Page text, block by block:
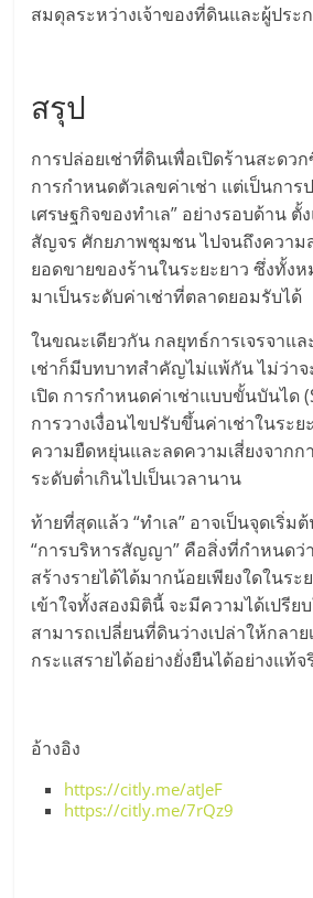
สมดุลระหว่างเจ้าของที่ดินและผู้ประ
สรุป
การปล่อยเช่าที่ดินเพื่อเปิดร้านสะดวก
การกำหนดตัวเลขค่าเช่า แต่เป็นการ
เศรษฐกิจของทำเล” อย่างรอบด้าน
สัญจร ศักยภาพชุมชน ไปจนถึงความ
ยอดขายของร้านในระยะยาว ซึ่งทั้ง
มาเป็นระดับค่าเช่าที่ตลาดยอมรับได้
ในขณะเดียวกัน กลยุทธ์การเจรจาแ
เช่าก็มีบทบาทสำคัญไม่แพ้กัน ไม่ว่าจ
เปิด การกำหนดค่าเช่าแบบขั้นบันได
การวางเงื่อนไขปรับขึ้นค่าเช่าในระย
ความยืดหยุ่นและลดความเสี่ยงจากก
ระดับต่ำเกินไปเป็นเวลานาน
ท้ายที่สุดแล้ว “ทำเล” อาจเป็นจุดเริ่
“การบริหารสัญญา” คือสิ่งที่กำหนดว่
สร้างรายได้ได้มากน้อยเพียงใดในระ
เข้าใจทั้งสองมิตินี้ จะมีความได้เปรีย
สามารถเปลี่ยนที่ดินว่างเปล่าให้กลา
กระแสรายได้อย่างยั่งยืนได้อย่างแท้จ
อ้างอิง
https://citly.me/atJeF
https://citly.me/7rQz9